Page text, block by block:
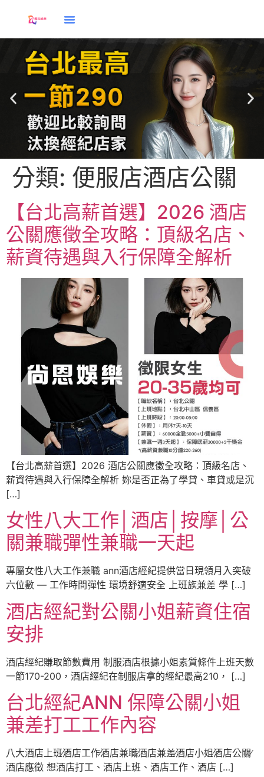
應徵
分類: 便服店酒店公關
【台北高薪首選】2026 酒店
公關應徵全攻略：頂級名店、
薪資待遇與入行保障全解析
【台北高薪首選】2026 酒店公關應徵全攻略：頂級名店、
薪資待遇與入行保障全解析 妳是否正為了學貸、車貸或是沉
[…]
女性八大工作│酒店│按摩│公
關兼職彈性兼職一天起
專屬女性八大工作兼職 ann酒店經紀提供當日現領月入突破
六位數 — 工作時間彈性 環境舒適安全 上班族兼差 學 […]
酒店經紀對公關小姐薪資住宿
安排
酒店經紀賺取節數費用 制服酒店根據小姐素質條件上班天數
一節170-200，酒店經紀在制服店拿的經紀最高210， […]
台北經紀ANN 保障公關小姐
兼差打工工作內容
八大酒店上班∕酒店工作∕酒店兼職∕酒店兼差∕酒店小姐∕酒店公關∕
酒店應徵 想酒店打工、酒店上班、酒店工作、酒店 […]